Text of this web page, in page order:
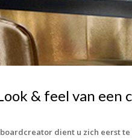
& feel van een
dient u zich eerst